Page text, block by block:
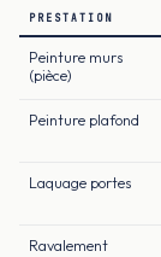
PRESTATION
Peinture murs
(pièce)
Peinture plafond
Laquage portes
Ravalement